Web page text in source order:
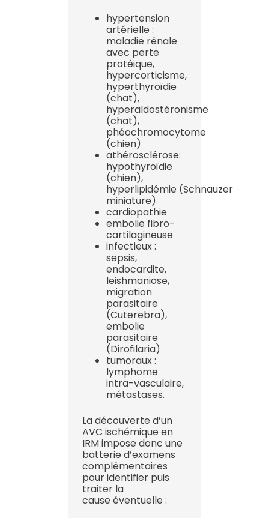
hypertension
artérielle :
maladie rénale
avec perte
protéique,
hypercorticisme,
hyperthyroïdie
(chat),
hyperaldostéronisme
(chat),
phéochromocytome
(chien)
athérosclérose:
hypothyroïdie
(chien),
hyperlipidémie (Schnauzer
miniature)
cardiopathie
embolie fibro-
cartilagineuse
infectieux :
sepsis,
endocardite,
leishmaniose,
migration
parasitaire
(Cuterebra),
embolie
parasitaire
(Dirofilaria)
tumoraux :
lymphome
intra-vasculaire,
métastases.
La découverte d’un
AVC ischémique en
IRM impose donc une
batterie d’examens
complémentaires
pour identifier puis
traiter la
cause éventuelle :